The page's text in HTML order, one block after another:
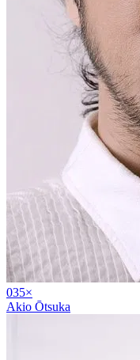
035×
Akio Ōtsuka